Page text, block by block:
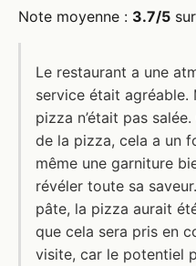
Note moyenne : 3.7/5
Le restaurant a une
service était agréable.
pizza n’était pas
de la pizza, cela a un
même une garniture
révéler toute sa
pâte, la pizza aurait
que cela sera pris en
visite, car le potentiel